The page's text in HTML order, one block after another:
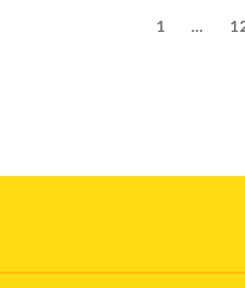
1 …